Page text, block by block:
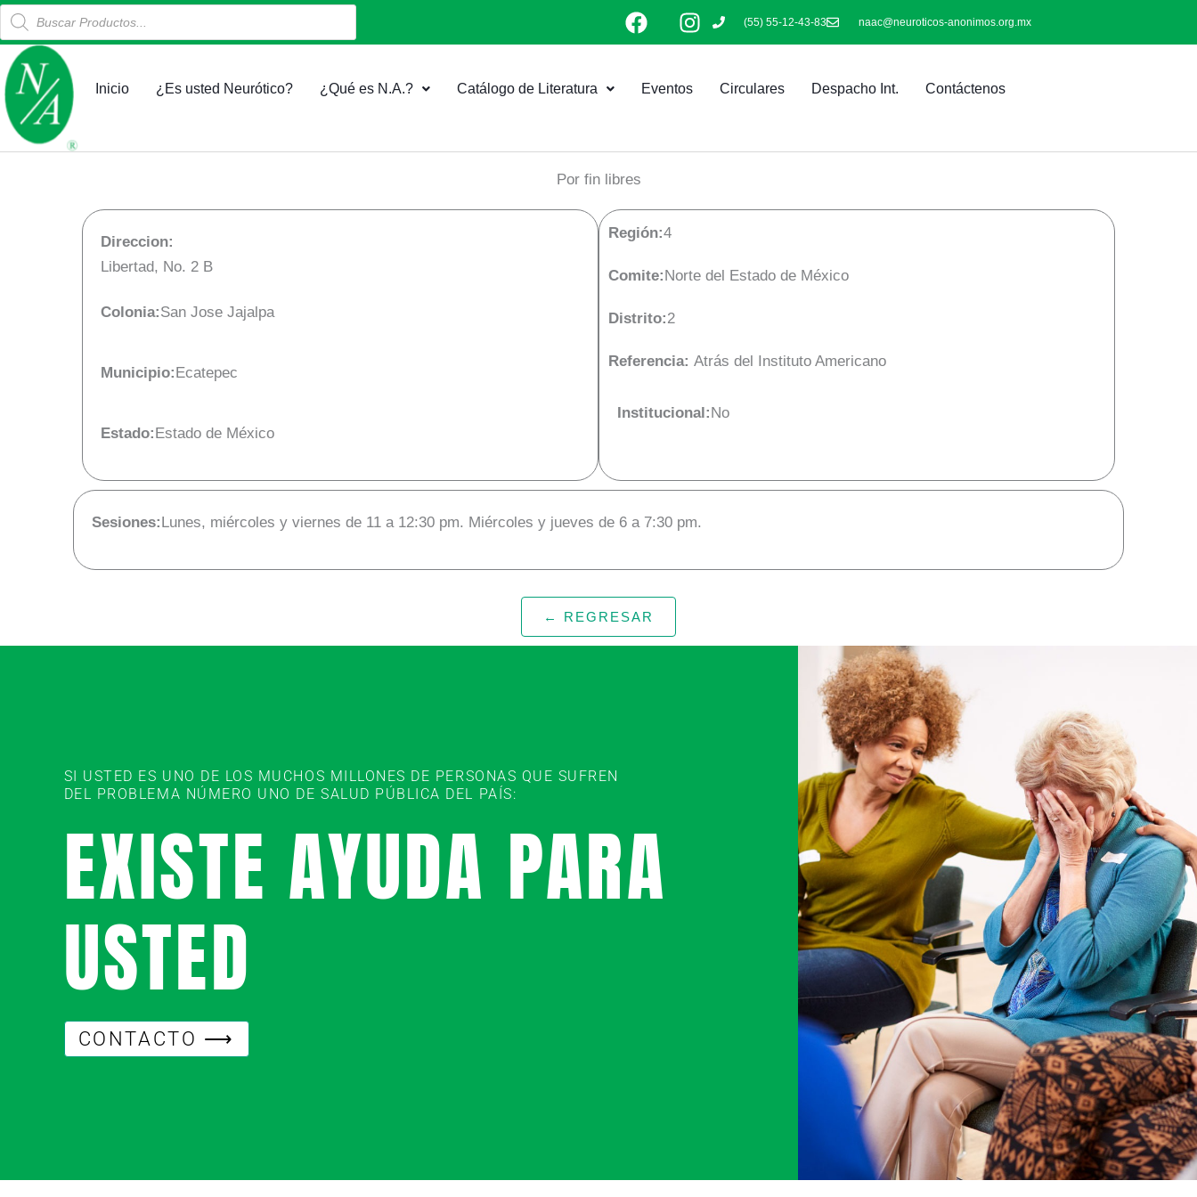
al
contenido
Products
search
F
a
e
b
I
n
a
(55) 55-12-43-83 naac@neuroticos-anonimos.org.mx
Inicio ¿Es usted Neurótico? ¿Qué es N.A.? Catálogo de Literatura Eventos Circulares Despacho Int. Contáctenos
Por fin libres
Direccion:
Libertad, No. 2 B
Colonia:San Jose Jajalpa
Municipio:Ecatepec
Estado:Estado de México
Región:4
Comite:Norte del Estado de México
Distrito:2
Referencia: Atrás del Instituto Americano
Institucional:No
Sesiones:Lunes, miércoles y viernes de 11 a 12:30 pm. Miércoles y jueves de 6 a 7:30 pm.
← REGRESAR
SI USTED ES UNO DE LOS MUCHOS MILLONES DE PERSONAS QUE SUFREN
DEL PROBLEMA NÚMERO UNO DE SALUD PÚBLICA DEL PAÍS:
EXISTE AYUDA PARA
USTED
CONTACTO ⟶